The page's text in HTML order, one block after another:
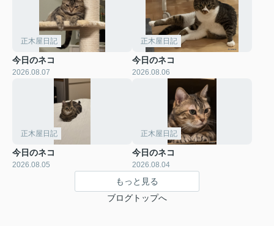
正木屋日記
今日のネコ
2026.08.07
正木屋日記
今日のネコ
2026.08.06
正木屋日記
今日のネコ
2026.08.05
正木屋日記
今日のネコ
2026.08.04
もっと見る
ブログトップへ